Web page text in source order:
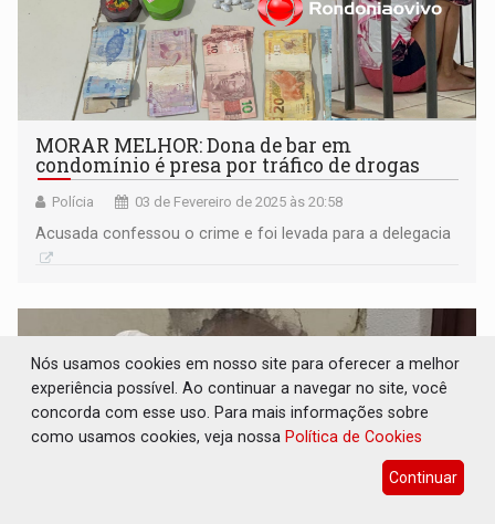
MORAR MELHOR: Dona de bar em
condomínio é presa por tráfico de drogas
Polícia 03 de Fevereiro de 2025 às 20:58
Acusada confessou o crime e foi levada para a delegacia
Nós usamos cookies em nosso site para oferecer a melhor
experiência possível. Ao continuar a navegar no site, você
concorda com esse uso. Para mais informações sobre
como usamos cookies, veja nossa Política de Cookies
Continuar